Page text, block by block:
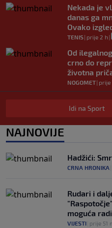
Nekada je
danas ga
Ovako
TENIS| prije 2 h |
Od
crno do
životna
NOGOMET| prije
Deco iz
bio bliži
Atlético
prije
Idi na Sport
NAJNOVIJE
Hadžići:
CRNA HRONIKA
Rudari i
moguća
VIJESTI prije 51